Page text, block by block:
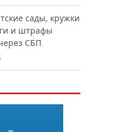
сады, кружки
и штрафы
СБП